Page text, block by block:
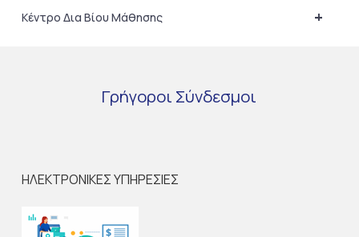
+
Κέντρο Δια Βίου Μάθησης
Γρήγοροι Σύνδεσμοι
ΗΛΕΚΤΡΟΝΙΚΕΣ ΥΠΗΡΕΣΙΕΣ